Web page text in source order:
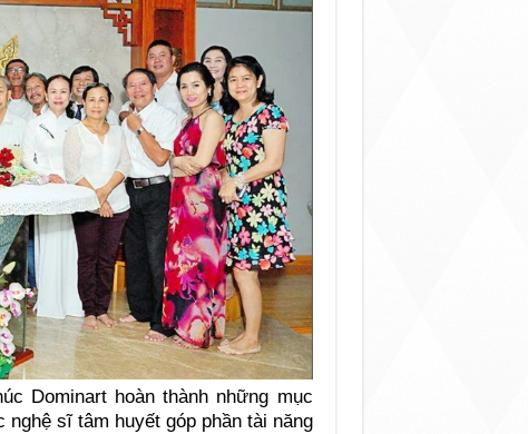
Dominart hoàn thành những mục
sĩ tâm huyết góp phần tài năng